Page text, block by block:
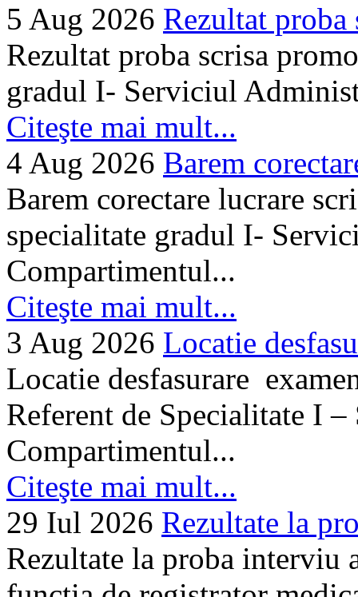
5 Aug 2026 Rezultat proba
Rezultat proba scrisa
gradul I- Serviciul
Citeşte mai mult...
4 Aug 2026 Barem
Barem corectare lucrare
specialitate gradul I-
Compartimentul...
Citeşte mai mult...
3 Aug 2026 Locatie
Locatie desfasurare
Referent de Specialitate I
Compartimentul...
Citeşte mai mult...
29 Iul 2026 Rezultate la
Rezultate la proba interviu